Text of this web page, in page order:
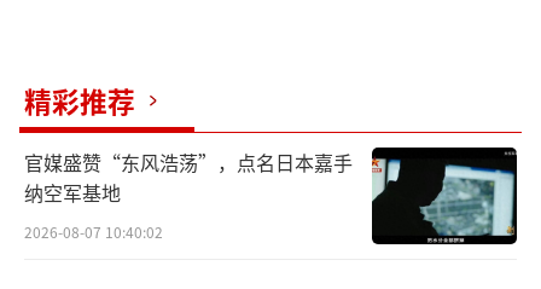
精彩推荐
官媒盛赞“东风浩荡”，点名日本嘉手
纳空军基地
2026-08-07 10:40:02